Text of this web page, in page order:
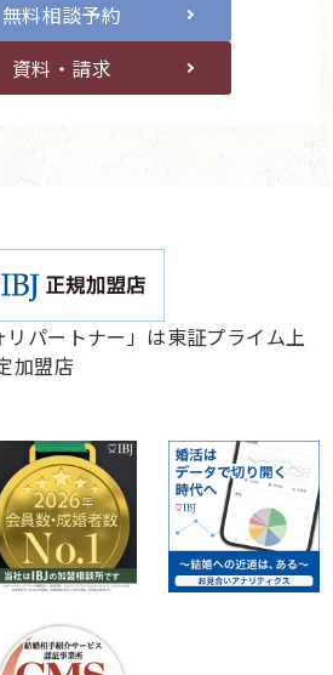
無料相談予約
資料・請求
リパートナー」は東証プライム上
加盟店